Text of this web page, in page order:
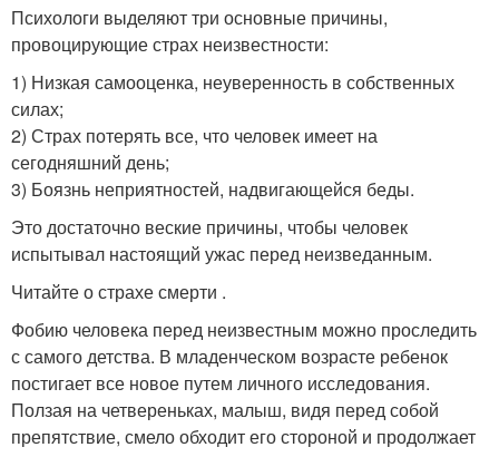
Психологи выделяют три основные причины,
провоцирующие страх неизвестности:
1) Низкая самооценка, неуверенность в собственных
силах;
2) Страх потерять все, что человек имеет на
сегодняшний день;
3) Боязнь неприятностей, надвигающейся беды.
Это достаточно веские причины, чтобы человек
испытывал настоящий ужас перед неизведанным.
Читайте о страхе смерти .
Фобию человека перед неизвестным можно проследить
с самого детства. В младенческом возрасте ребенок
постигает все новое путем личного исследования.
Ползая на четвереньках, малыш, видя перед собой
препятствие, смело обходит его стороной и продолжает